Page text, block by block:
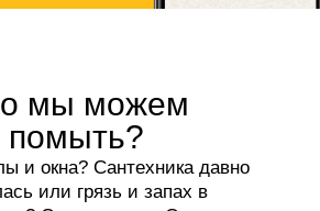
мы можем
помыть?
и окна? Сантехника давно
или грязь и запах в